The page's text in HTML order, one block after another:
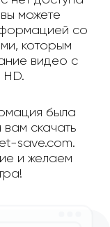
можете
со
которым
видео с
HD.
была
скачать
save.com.
и желаем